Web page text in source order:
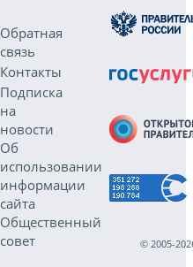
Обратная
связь
Контакты
Подписка
на
новости
Об
использовании
информации
сайта
Общественный
совет
© 2005-